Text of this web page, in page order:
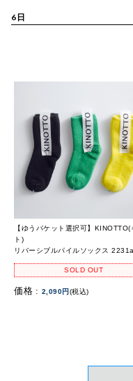
6日
【ゆうパケット選択可】KINOTTO(
ト)
リバーシブルパイルソックス
SOLD OUT
価格 : 2,090円(税込)